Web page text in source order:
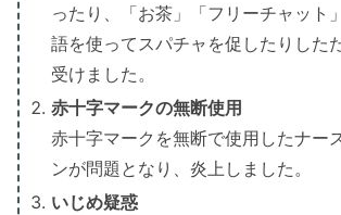
ったり、「お茶」「フリーチャット
語を使ってスパチャを促したりした
受けました。
赤十字マークの無断使用
赤十字マークを無断で使用したナー
ンが問題となり、炎上しました。
いじめ疑惑